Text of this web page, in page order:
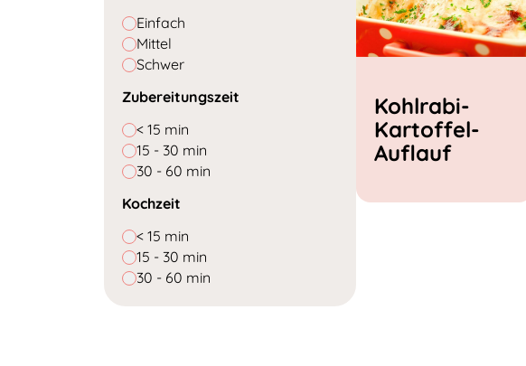
Einfach
Mittel
Schwer
Zubereitungszeit
< 15 min
15 - 30 min
30 - 60 min
Kochzeit
< 15 min
15 - 30 min
30 - 60 min
Kohlrabi-
Kartoffel-
Auflauf